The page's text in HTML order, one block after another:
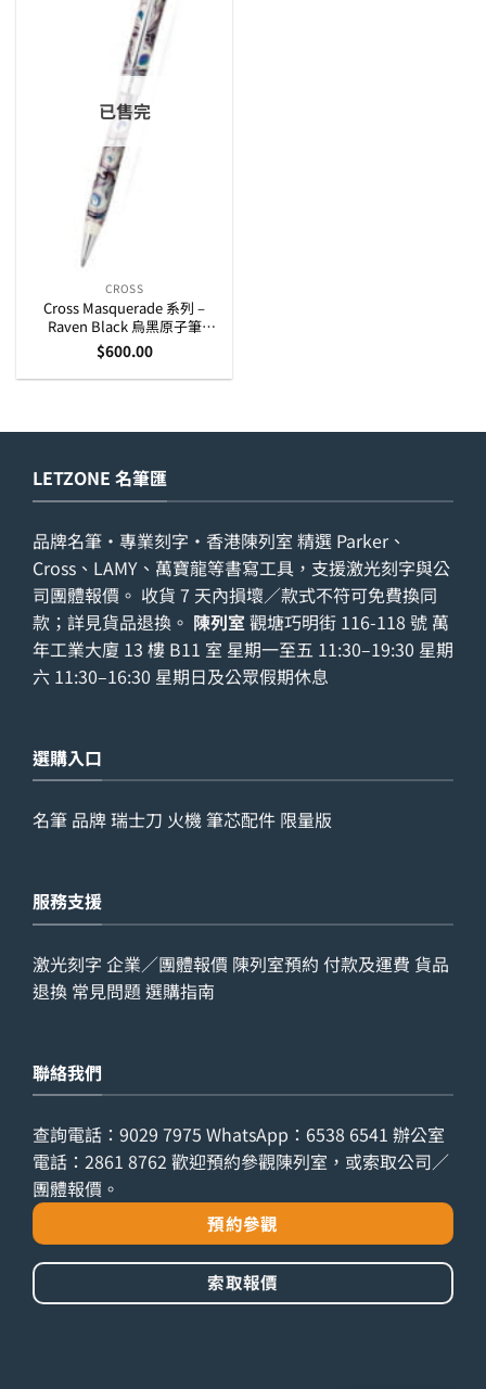
已售完
CROSS
Cross Masquerade 系列 –
Raven Black 烏黑原子筆
(AT0082WG-60)
$600.00
LETZONE 名筆匯
品牌名筆・專業刻字・香港陳列室 精選 Parker、
Cross、LAMY、萬寶龍等書寫工具，支援激光刻字與公
司團體報價。 收貨 7 天內損壞／款式不符可免費換同
款；詳見貨品退換 。 陳列室 觀塘巧明街 116-118 號 萬
年工業大廈 13 樓 B11 室 星期一至五 11:30–19:30 星期
六 11:30–16:30 星期日及公眾假期休息
選購入口
名筆 品牌瑞士刀 火機筆芯配件 限量版
服務支援
激光刻字 企業／團體報價 陳列室預約 付款及運費 貨品
退換 常見問題 選購指南
聯絡我們
查詢電話： 9029 7975 WhatsApp： 6538 6541 辦公室
電話： 2861 8762 歡迎預約參觀陳列室，或索取公司／
團體報價。
預約參觀
索取報價